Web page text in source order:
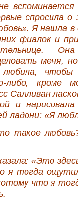
спросила о
Я нашла в
фиалок и
меня,
чтобы
либо, кроме
Салливан
и
ладони: «Я
такое
«Это
я тогда
что я